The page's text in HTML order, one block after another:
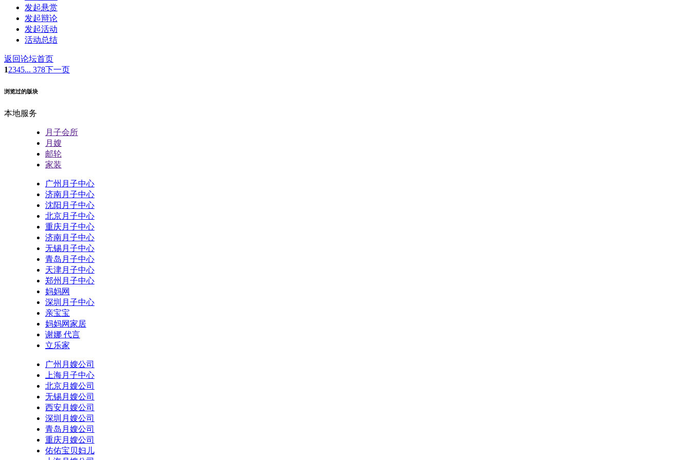
发起悬赏
发起辩论
发起活动
活动总结
返回论坛首页
12345... 378下一页
浏览过的版块
本地服务
月子会所
月嫂
邮轮
家装
广州月子中心
济南月子中心
沈阳月子中心
北京月子中心
重庆月子中心
济南月子中心
无锡月子中心
青岛月子中心
天津月子中心
郑州月子中心
妈妈网
深圳月子中心
亲宝宝
妈妈网家居
谢娜 代言
立乐家
广州月嫂公司
上海月子中心
北京月嫂公司
无锡月嫂公司
西安月嫂公司
深圳月嫂公司
青岛月嫂公司
重庆月嫂公司
佑佑宝贝妇儿